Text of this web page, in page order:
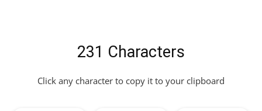
231 Characters
Click any character to copy it to your clipboard